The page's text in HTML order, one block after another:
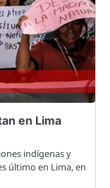
en Lima
indígenas y
último en Lima, en